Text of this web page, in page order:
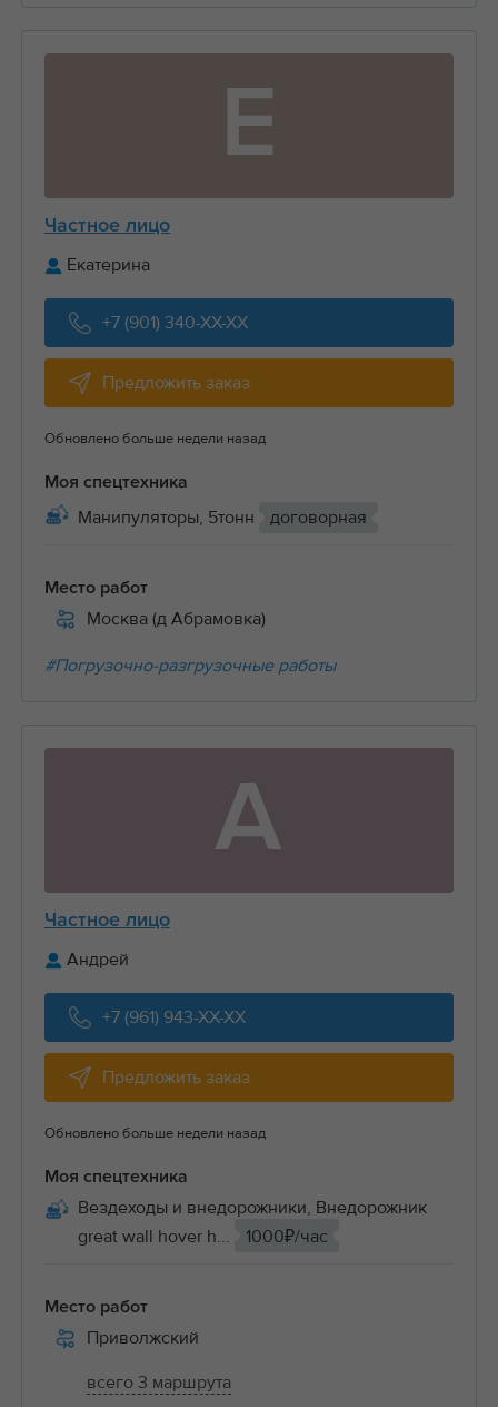
Е
Частное лицо
Екатерина
+7 (901) 340-XX-XX
Предложить заказ
Обновлено больше недели назад
Моя спецтехника
Манипуляторы, 5тонн договорная
Место работ
Москва (д Абрамовка)
#Погрузочно-разгрузочные работы
А
Частное лицо
Андрей
+7 (961) 943-XX-XX
Предложить заказ
Обновлено больше недели назад
Моя спецтехника
Вездеходы и внедорожники, Внедорожник
great wall hover h...
1000₽/час
Место работ
Приволжский
всего 3 маршрута